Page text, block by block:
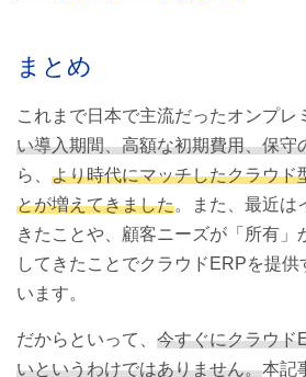
まとめ
これまで日本で主流だったオンプレ
い導入期間、高額な初期費用、保守
ら、 より時代にマッチしたクラウド
とが増えてきました。また、最近は
きたことや、顧客ニーズが「所有」
してきたことでクラウドERPを提供
います。
だからといって、 今すぐにクラウド
いというわけではありません。本記